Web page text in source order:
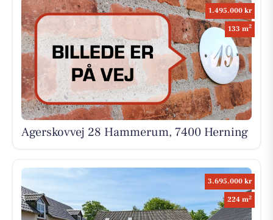
1.495.000 kr
133 m2
Agerskovvej 28 Hammerum, 7400 Herning
3.695.000 kr
224 m2